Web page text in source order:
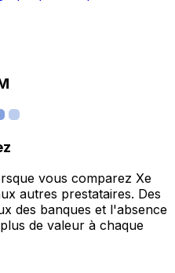
vous comparez Xe
autres prestataires. Des
des banques et l'absence
de valeur à chaque